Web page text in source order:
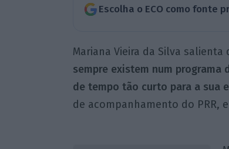
Escolha o ECO como fonte
Mariana Vieira da Silva
sempre existem num
de tempo tão curto para a sua
de acompanhamento do PRR,